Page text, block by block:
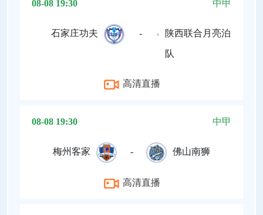
08-08 19:30 中甲
石家庄功夫 - 陕西联合月亮泊
队
高清直播
08-08 19:30 中甲
梅州客家 - 佛山南狮
高清直播